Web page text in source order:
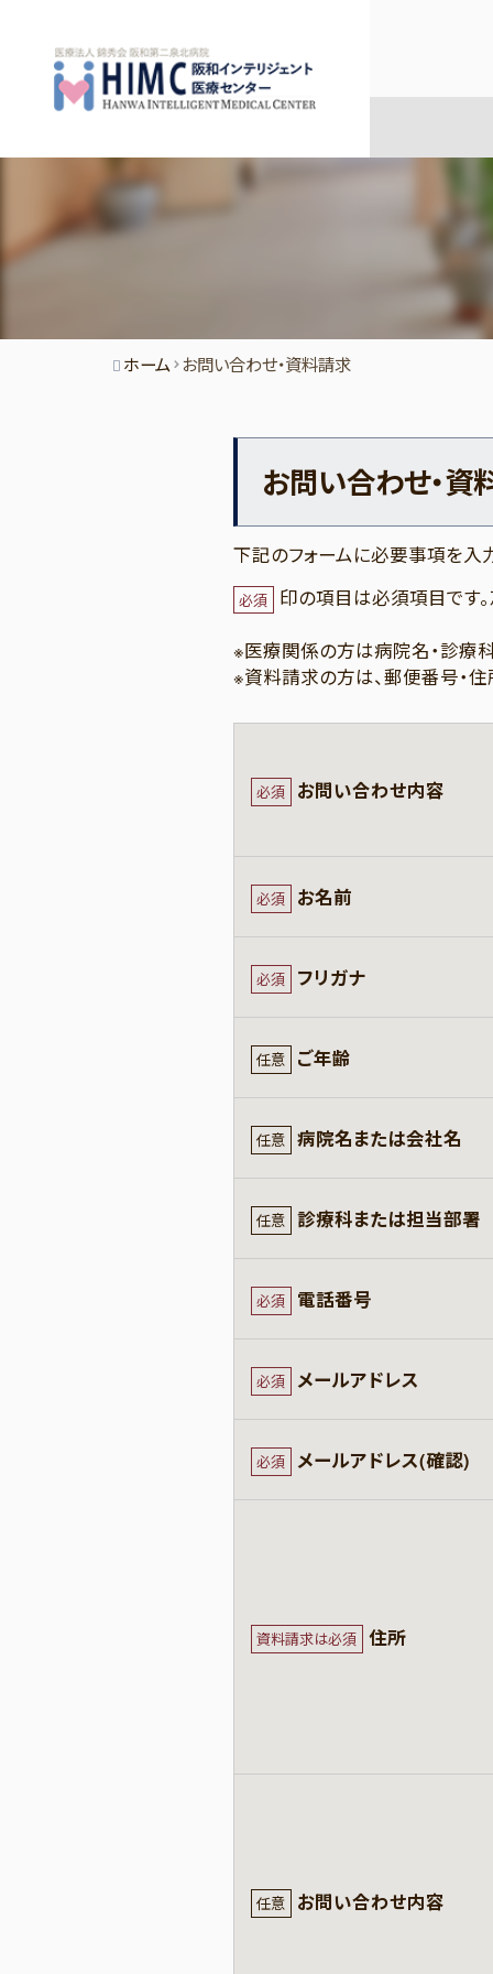
ホーム お問い合わせ・資料請求
お問い合わせ・資
下記のフォームに必要事項を入
必須
印の項目は必須項目です
※医療関係の方は病院名・診療
※資料請求の方は、郵便番号・
必須 お問い合わせ内容
必須 お名前
必須 フリガナ
任意 ご年齢
任意 病院名または会社名
任意 診療科または担当部署
必須 電話番号
必須 メールアドレス
必須 メールアドレス(確認)
資料請求は必須 住所
任意 お問い合わせ内容